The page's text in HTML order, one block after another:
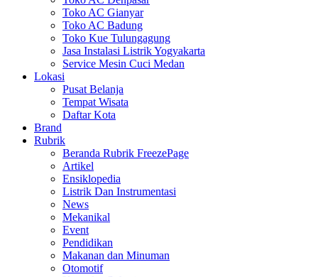
Toko AC Gianyar
Toko AC Badung
Toko Kue Tulungagung
Jasa Instalasi Listrik Yogyakarta
Service Mesin Cuci Medan
Lokasi
Pusat Belanja
Tempat Wisata
Daftar Kota
Brand
Rubrik
Beranda Rubrik FreezePage
Artikel
Ensiklopedia
Listrik Dan Instrumentasi
News
Mekanikal
Event
Pendidikan
Makanan dan Minuman
Otomotif